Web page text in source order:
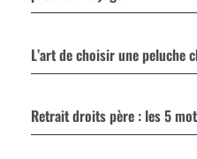
L’art de choisir une peluche
Retrait droits père : les 5